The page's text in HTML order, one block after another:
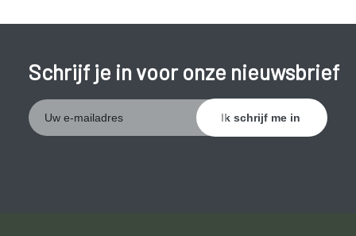
Schrijf je in voor onze nieuwsbrief